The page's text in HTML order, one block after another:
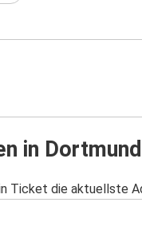
in Dortmund
Ticket die aktuellste